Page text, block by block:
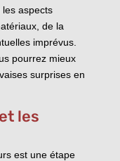
aspects
de la
imprévus.
pourrez mieux
surprises en
les
est une étape